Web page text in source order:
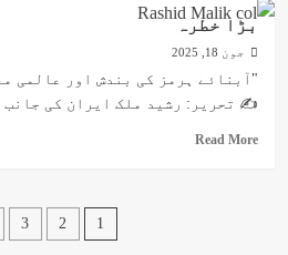
دور
کی
شروعات
ایران
بہانہ،
چین
نشانہ
بڑا خطرہ
جون 18, 2025
"آبنائے ہرمز کی بندش اور عالمی
✍️ تحریر: رشید ملک ایران کی جانب
Read More
Read
Posts
1
2
3